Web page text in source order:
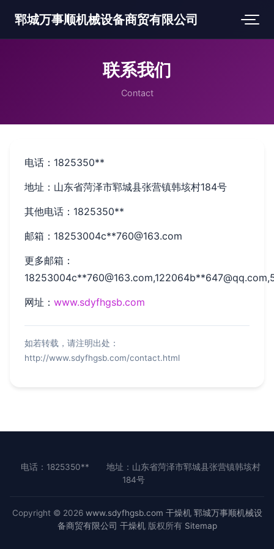
郓城万事顺机械设备商贸有限公司
联系我们
Contact
电话：1825350**
地址：山东省菏泽市郓城县张营镇韩垓村184号
其他电话：1825350**
邮箱：18253004c**760@163.com
更多邮箱：
18253004c**760@163.com,122064b**647@qq.com
网址： www.sdyfhgsb.com
如若转载，请注明出处：
http://www.sdyfhgsb.com/contact.html
电话：1825350**
地址：山东省菏泽市郓城县张营镇韩垓村
184号
Copyright © 2026 www.sdyfhgsb.com 干燥机 郓城万事顺机械设
备商贸有限公司 干燥机版权所有 Sitemap